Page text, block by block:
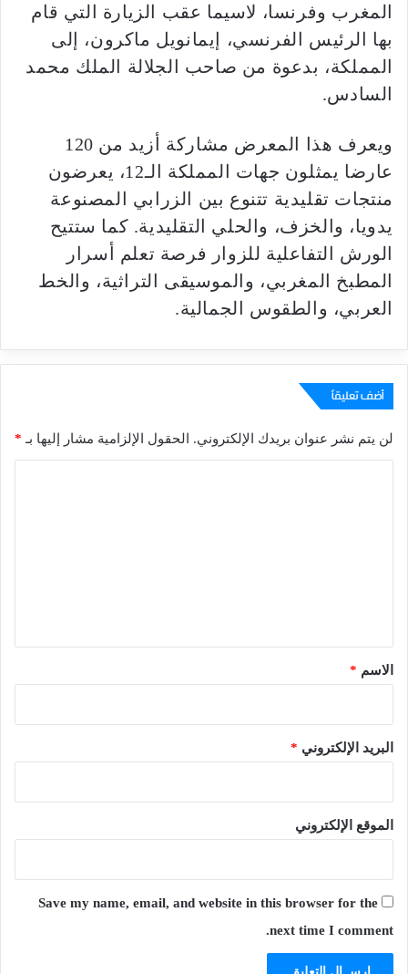
المغرب وفرنسا، لاسيما عقب الزيارة التي قام
بها الرئيس الفرنسي، إيمانويل ماكرون، إلى
المملكة، بدعوة من صاحب الجلالة الملك محمد
السادس.
ويعرف هذا المعرض مشاركة أزيد من 120
عارضا يمثلون جهات المملكة الـ12، يعرضون
منتجات تقليدية تتنوع بين الزرابي المصنوعة
يدويا، والخزف، والحلي التقليدية. كما ستتيح
الورش التفاعلية للزوار فرصة تعلم أسرار
المطبخ المغربي، والموسيقى التراثية، والخط
العربي، والطقوس الجمالية.
أضف تعليقاً
لن يتم نشر عنوان بريدك الإلكتروني. الحقول الإلزامية مشار إليها بـ *
*الاسم *
البريد الإلكتروني *
الموقع الإلكتروني
Save my name, email, and website in this browser for the
next time I comment.